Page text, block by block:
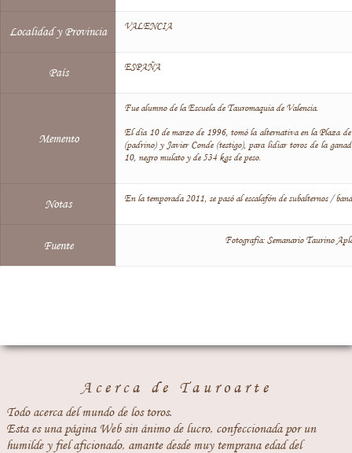
Localidad y Provincia VALENCIA
País ESPAÑA
Memento
Fue alumno de la Escuela de Tauromaquia de Valencia.
El día 10 de marzo de 1996, tomó la alternativa en la Plaza
(padrino) y Javier Conde (testigo), para lidiar toros de la
10, negro mulato y de 534 kgs de peso.
Notas En la temporada 2011, se pasó al escalafón de subalternos /
Fuente Fotografía: Semanario Taurino
Acerca de Tauroarte
Todo acerca del mundo de los toros.
Esta es una página Web sin ánimo de lucro, confeccionada por un
humilde y fiel aficionado, amante desde muy temprana edad del